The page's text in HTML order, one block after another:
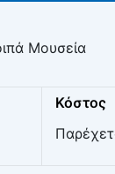
Μουσεία
Κόστος